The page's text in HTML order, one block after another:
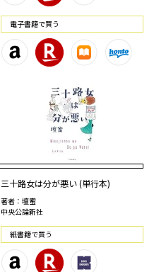
電⼦書籍で買う
三十路女は分が悪い (単行本)
著者：壇蜜
中央公論新社
紙書籍で買う